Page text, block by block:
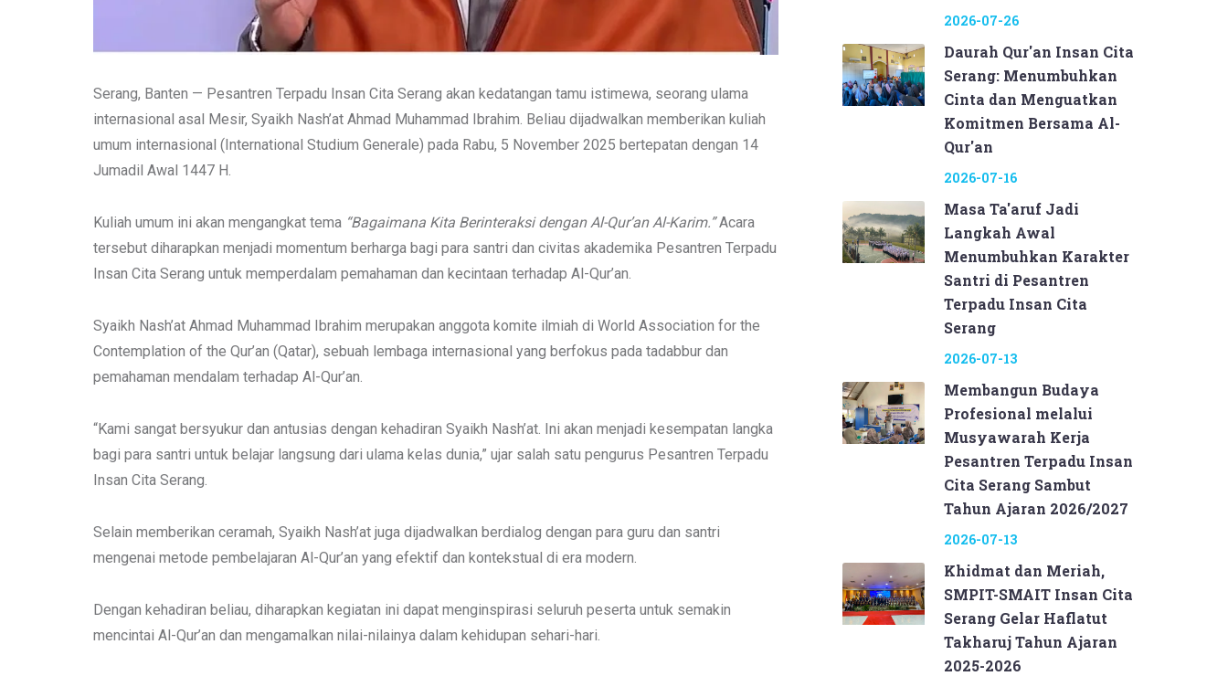
Serang, Banten — Pesantren Terpadu Insan Cita Serang akan kedatangan tamu istimewa, seorang ulama
internasional asal Mesir, Syaikh Nash’at Ahmad Muhammad Ibrahim. Beliau dijadwalkan memberikan kuliah
umum internasional (International Studium Generale) pada Rabu, 5 November 2025 bertepatan dengan 14
Jumadil Awal 1447 H.
Kuliah umum ini akan mengangkat tema “Bagaimana Kita Berinteraksi dengan Al-Qur’an Al-Karim.”Acara
tersebut diharapkan menjadi momentum berharga bagi para santri dan civitas akademika Pesantren Terpadu
Insan Cita Serang untuk memperdalam pemahaman dan kecintaan terhadap Al-Qur’an.
Syaikh Nash’at Ahmad Muhammad Ibrahim merupakan anggota komite ilmiah di World Association for the
Contemplation of the Qur’an (Qatar), sebuah lembaga internasional yang berfokus pada tadabbur dan
pemahaman mendalam terhadap Al-Qur’an.
“Kami sangat bersyukur dan antusias dengan kehadiran Syaikh Nash’at. Ini akan menjadi kesempatan langka
bagi para santri untuk belajar langsung dari ulama kelas dunia,” ujar salah satu pengurus Pesantren Terpadu
Insan Cita Serang.
Selain memberikan ceramah, Syaikh Nash’at juga dijadwalkan berdialog dengan para guru dan santri
mengenai metode pembelajaran Al-Qur’an yang efektif dan kontekstual di era modern.
Dengan kehadiran beliau, diharapkan kegiatan ini dapat menginspirasi seluruh peserta untuk semakin
mencintai Al-Qur’an dan mengamalkan nilai-nilainya dalam kehidupan sehari-hari.
2026-07-26
Daurah Qur'an Insan Cita
Serang: Menumbuhkan
Cinta dan Menguatkan
Komitmen Bersama Al-
Qur'an
2026-07-16
Masa Ta'aruf Jadi
Langkah Awal
Menumbuhkan Karakter
Santri di Pesantren
Terpadu Insan Cita
Serang
2026-07-13
Membangun Budaya
Profesional melalui
Musyawarah Kerja
Pesantren Terpadu Insan
Cita Serang Sambut
Tahun Ajaran 2026/2027
2026-07-13
Khidmat dan Meriah,
SMPIT-SMAIT Insan Cita
Serang Gelar Haflatut
Takharuj Tahun Ajaran
2025-2026